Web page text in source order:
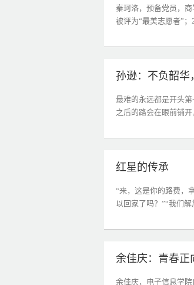
秦珂洛，预备党员，
被评为“最美志愿者”；
孙逊：不负韶华
最难的永远都是开头
之后的路会在眼前铺
红星的传承
“来，这是你的路费，
以回家了吗？”“我们
余佳庆：青春正
余佳庆，电子信息学